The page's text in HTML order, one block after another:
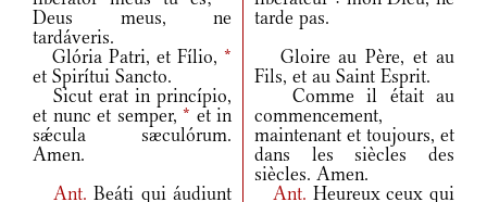
Deus meus, ne
tardáveris.
tarde pas.
Glória Patri, et Fílio, *
et Spirítui Sancto.
Gloire au Père, et au
Fils, et au Saint Esprit.
Sicut erat in princípio,
et nunc et semper, * et in
sǽcula sæculórum.
Amen.
Comme il était au
commencement,
maintenant et toujours, et
dans les siècles des
siècles. Amen.
Ant.Beáti qui áudiunt
Ant. Heureux ceux qui